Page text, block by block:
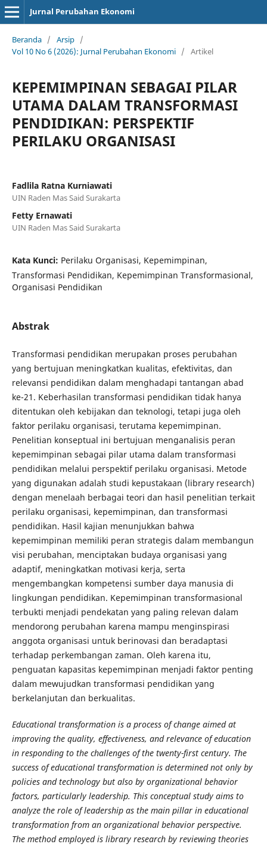
Jurnal Perubahan Ekonomi
Beranda / Arsip /
Vol 10 No 6 (2026): Jurnal Perubahan Ekonomi / Artikel
KEPEMIMPINAN SEBAGAI PILAR
UTAMA DALAM TRANSFORMASI
PENDIDIKAN: PERSPEKTIF
PERILAKU ORGANISASI
Fadlila Ratna Kurniawati
UIN Raden Mas Said Surakarta
Fetty Ernawati
UIN Raden Mas Said Surakarta
Kata Kunci: Perilaku Organisasi, Kepemimpinan,
Transformasi Pendidikan, Kepemimpinan Transformasional,
Organisasi Pendidikan
Abstrak
Transformasi pendidikan merupakan proses perubahan
yang bertujuan meningkatkan kualitas, efektivitas, dan
relevansi pendidikan dalam menghadapi tantangan abad
ke-21. Keberhasilan transformasi pendidikan tidak hanya
ditentukan oleh kebijakan dan teknologi, tetapi juga oleh
faktor perilaku organisasi, terutama kepemimpinan.
Penelitian konseptual ini bertujuan menganalisis peran
kepemimpinan sebagai pilar utama dalam transformasi
pendidikan melalui perspektif perilaku organisasi. Metode
yang digunakan adalah studi kepustakaan (library research)
dengan menelaah berbagai teori dan hasil penelitian terkait
perilaku organisasi, kepemimpinan, dan transformasi
pendidikan. Hasil kajian menunjukkan bahwa
kepemimpinan memiliki peran strategis dalam membangun
visi perubahan, menciptakan budaya organisasi yang
adaptif, meningkatkan motivasi kerja, serta
mengembangkan kompetensi sumber daya manusia di
lingkungan pendidikan. Kepemimpinan transformasional
terbukti menjadi pendekatan yang paling relevan dalam
mendorong perubahan karena mampu menginspirasi
anggota organisasi untuk berinovasi dan beradaptasi
terhadap perkembangan zaman. Oleh karena itu,
penguatan kapasitas kepemimpinan menjadi faktor penting
dalam mewujudkan transformasi pendidikan yang
berkelanjutan dan berkualitas.
Educational transformation is a process of change aimed at
improving the quality, effectiveness, and relevance of education
in responding to the challenges of the twenty-first century. The
success of educational transformation is determined not only by
policies and technology but also by organizational behavior
factors, particularly leadership. This conceptual study aims to
analyze the role of leadership as the main pillar in educational
transformation from an organizational behavior perspective.
The method employed is library research by reviewing theories